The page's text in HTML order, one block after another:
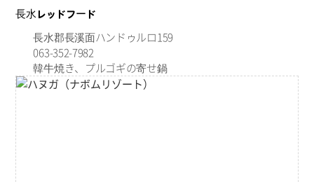
長水レッドフード
長水郡長溪面ハンドゥルロ159
063-352-7982
韓牛焼き、プルゴギの寄せ鍋